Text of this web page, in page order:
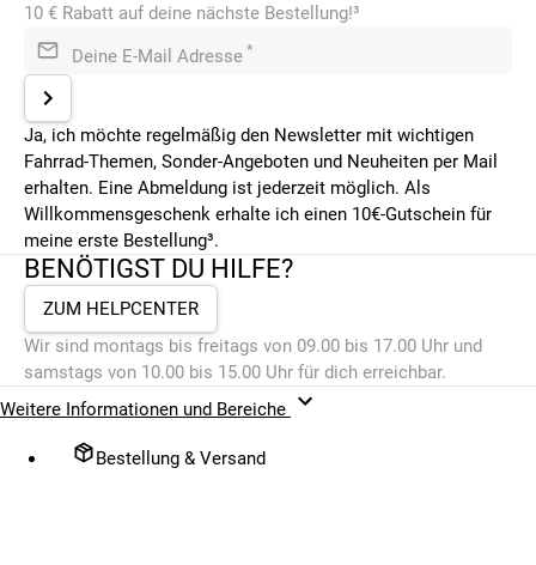
10 € Rabatt auf deine nächste Bestellung!³
Deine E-Mail Adresse *
Ja, ich möchte regelmäßig den Newsletter mit wichtigen
Fahrrad-Themen, Sonder-Angeboten und Neuheiten per Mail
erhalten. Eine Abmeldung ist jederzeit möglich. Als
Willkommensgeschenk erhalte ich einen 10€-Gutschein für
meine erste Bestellung³.
BENÖTIGST DU HILFE?
ZUM HELPCENTER
Wir sind montags bis freitags von 09.00 bis 17.00 Uhr und
samstags von 10.00 bis 15.00 Uhr für dich erreichbar.
Weitere Informationen und Bereiche
Bestellung & Versand